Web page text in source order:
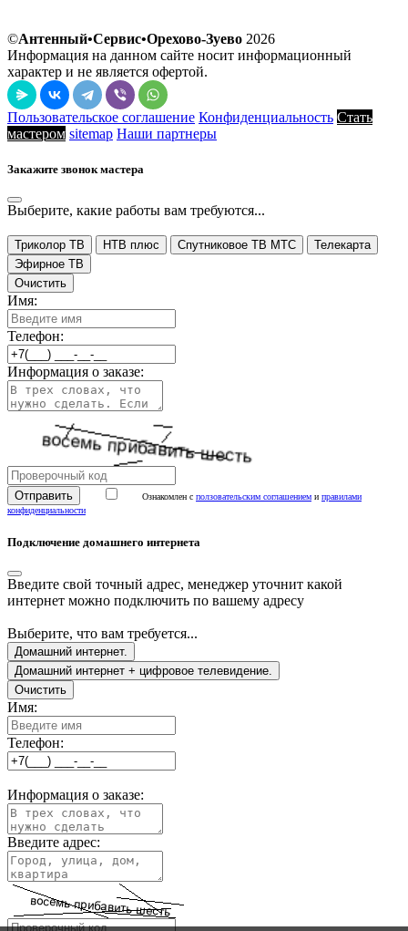
©Антенный•Сервис•Орехово-Зуево 2026
Информация на данном сайте носит информационный
характер и не является офертой.
Пользовательское соглашение Конфиденциальность Стать
мастером sitemap Наши партнеры
Закажите звонок мастера
Выберите, какие работы вам требуются...
Триколор ТВ НТВ плюс Спутниковое ТВ МТС
Телекарта
Эфирное ТВ
Очистить
Имя:
Телефон:
Информация о заказе:
Ознакомлен с ползовательским соглашением и правилами
конфиденциальности
Подключение домашнего интернета
Введите свой точный адрес, менеджер уточнит какой
интернет можно подключить по вашему адресу
Выберите, что вам требуется...
Домашний интернет.
Домашний интернет + цифровое телевидение.
Очистить
Имя:
Телефон:
Информация о заказе:
Введите адрес: